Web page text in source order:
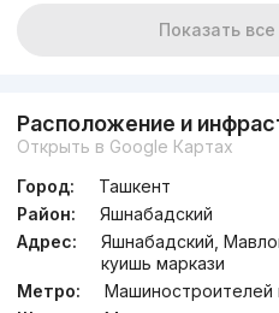
Показать
Расположение и
Открыть в Google Картах
Город:
Ташкент
Район:
Яшнабадский
Адрес:
Яшнабадский,
куишь маркази
Метро:
Машиностроителей